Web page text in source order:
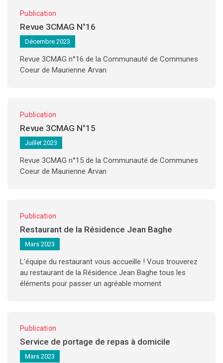
Publication
Revue 3CMAG N°16
Décembre 2023
Revue 3CMAG n°16 de la Communauté de Communes
Coeur de Maurienne Arvan
Publication
Revue 3CMAG N°15
Juillet 2023
Revue 3CMAG n°15 de la Communauté de Communes
Coeur de Maurienne Arvan
Publication
Restaurant de la Résidence Jean Baghe
Mars 2023
L’équipe du restaurant vous accueille ! Vous trouverez
au restaurant de la Résidence Jean Baghe tous les
éléments pour passer un agréable moment
Publication
Service de portage de repas à domicile
Mars 2023